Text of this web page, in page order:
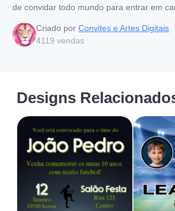
de convidar todo mundo para entrar em
Criado por Convites e Artes Digitais
4119 vendas
Designs